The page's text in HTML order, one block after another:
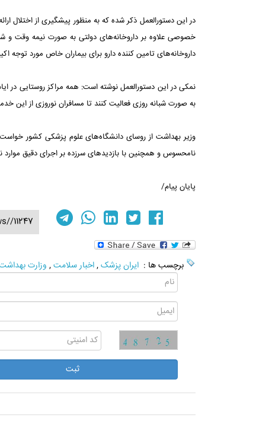
در این دستورالعمل ذکر شده که به منظور پیشگیری از اختلال
خصوصی علاوه بر داروخانه‌های دولتی به صورت نیمه وقت و
داروخانه‌های تامین کننده دارو برای بیماران خاص مورد توجه
نمکی در این دستورالعمل نوشته است: همه مراکز روستایی در
به صورت شبانه روزی فعالیت کنند تا مسافران نوروزی از این
وزیر بهداشت از روسای دانشگاه‌های علوم پزشکی کشور
نامحسوس و همچنین با بازدیدهای سرزده بر اجرای دقیق موارد
پایان پیام/
11247
برچسب ها : ایران پزشک,اخبار سلامت, وزارت